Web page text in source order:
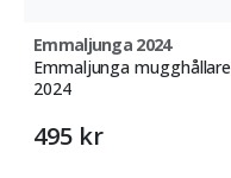
Emmaljunga 2024
Emmaljunga mugghållare
2024
495 kr